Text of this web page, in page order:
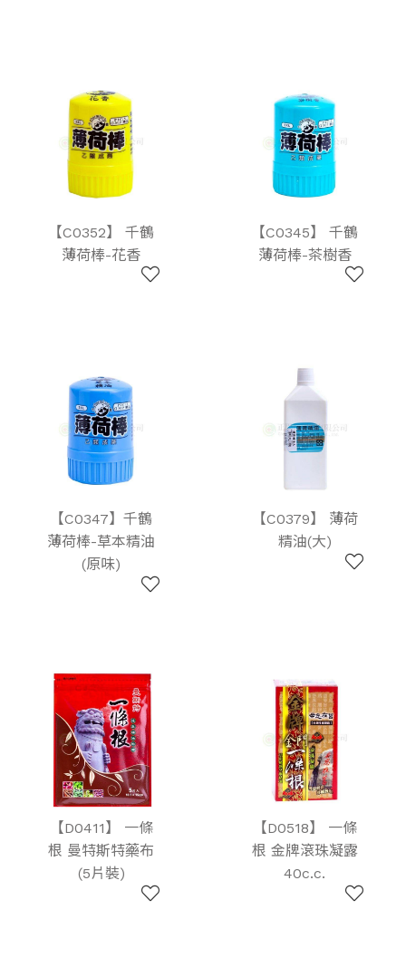
【C0352】 千鶴
薄荷棒-花香
【C0345】 千鶴
薄荷棒-茶樹香
【C0347】千鶴
薄荷棒-草本精油
(原味)
【C0379】 薄荷
精油(大)
【D0411】 一條
根 曼特斯特藥布
(5片裝)
【D0518】 一條
根 金牌滾珠凝露
40c.c.